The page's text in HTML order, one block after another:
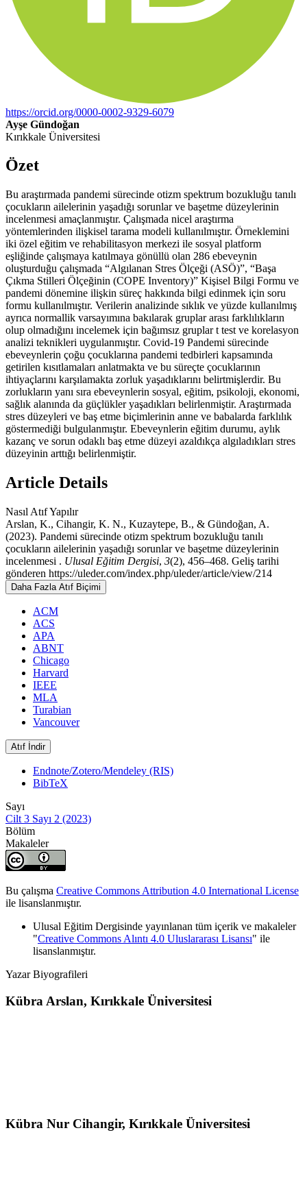
https://orcid.org/0000-0002-9329-6079
Ayşe Gündoğan
Kırıkkale Üniversitesi
Özet
Bu araştırmada pandemi sürecinde otizm spektrum bozukluğu tanılı
çocukların ailelerinin yaşadığı sorunlar ve başetme düzeylerinin
incelenmesi amaçlanmıştır. Çalışmada nicel araştırma
yöntemlerinden ilişkisel tarama modeli kullanılmıştır. Örneklemini
iki özel eğitim ve rehabilitasyon merkezi ile sosyal platform
eşliğinde çalışmaya katılmaya gönüllü olan 286 ebeveynin
oluşturduğu çalışmada “Algılanan Stres Ölçeği (ASÖ)”, “Başa
Çıkma Stilleri Ölçeğinin (COPE Inventory)” Kişisel Bilgi Formu ve
pandemi dönemine ilişkin süreç hakkında bilgi edinmek için soru
formu kullanılmıştır. Verilerin analizinde sıklık ve yüzde kullanılmış
ayrıca normallik varsayımına bakılarak gruplar arası farklılıkların
olup olmadığını incelemek için bağımsız gruplar t test ve korelasyon
analizi teknikleri uygulanmıştır. Covid-19 Pandemi sürecinde
ebeveynlerin çoğu çocuklarına pandemi tedbirleri kapsamında
getirilen kısıtlamaları anlatmakta ve bu süreçte çocuklarının
ihtiyaçlarını karşılamakta zorluk yaşadıklarını belirtmişlerdir. Bu
zorlukların yanı sıra ebeveynlerin sosyal, eğitim, psikoloji, ekonomi,
sağlık alanında da güçlükler yaşadıkları belirlenmiştir. Araştırmada
stres düzeyleri ve baş etme biçimlerinin anne ve babalarda farklılık
göstermediği bulgulanmıştır. Ebeveynlerin eğitim durumu, aylık
kazanç ve sorun odaklı baş etme düzeyi azaldıkça algıladıkları stres
düzeyinin arttığı belirlenmiştir.
Article Details
Nasıl Atıf Yapılır
Arslan, K., Cihangir, K. N., Kuzaytepe, B., & Gündoğan, A.
(2023). Pandemi sürecinde otizm spektrum bozukluğu tanılı
çocukların ailelerinin yaşadığı sorunlar ve başetme düzeylerinin
incelenmesi . Ulusal Eğitim Dergisi, 3(2), 456–468. Geliş tarihi
gönderen https://uleder.com/index.php/uleder/article/view/214
Daha Fazla Atıf Biçimi
ACM
ACS
APA
ABNT
Chicago
Harvard
IEEE
MLA
Turabian
Vancouver
Atıf İndir
Endnote/Zotero/Mendeley (RIS)
BibTeX
Sayı
Cilt 3 Sayı 2 (2023)
Bölüm
Makaleler
Bu çalışma Creative Commons Attribution 4.0 International License
ile lisanslanmıştır.
Ulusal Eğitim Dergisinde yayınlanan tüm içerik ve makaleler
"Creative Commons Alıntı 4.0 Uluslararası Lisansı" ile
lisanslanmıştır.
Yazar Biyografileri
Kübra Arslan, Kırıkkale Üniversitesi
Kübra Nur Cihangir, Kırıkkale Üniversitesi